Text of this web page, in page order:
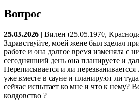
Вопрос
25.03.2026 | Вилен (25.05.1970,
Здравствуйте, моей жене был зделал
работе и она долгое время изменяла с
сегодняшний день она планируете и
Переписывается и ли
уже вместе в сауне и планируют ли
сейчас испытает ко мне и что к нему?
колдовство ?